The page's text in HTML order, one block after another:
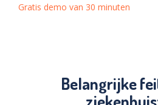
Gratis demo van 30 minuten
Belangrijke